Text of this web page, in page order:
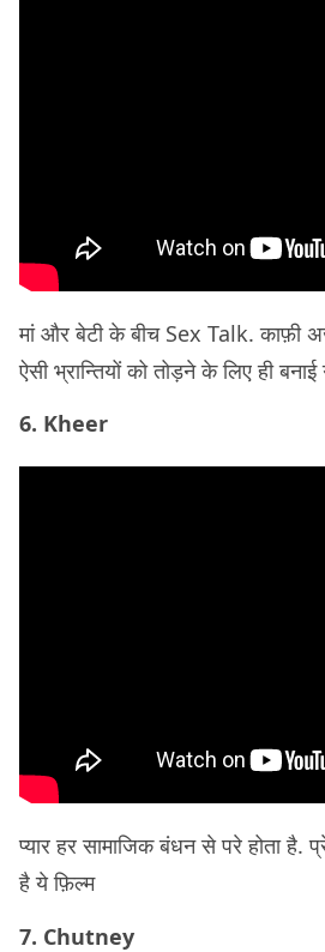
मां और बेटी के बीच Sex Talk. काफ़ी
ऐसी भ्रान्तियों को तोड़ने के लिए ही
6. Kheer
प्यार हर सामाजिक बंधन से परे होता
है ये फ़िल्म
7. Chutney